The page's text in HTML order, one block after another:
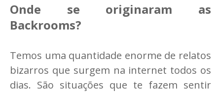
Onde se originaram as
Backrooms?
Temos uma quantidade enorme de relatos
bizarros que surgem na internet todos os
dias. São situações que te fazem sentir